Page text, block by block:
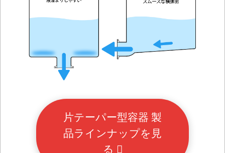
片テーパー型容器 製
品ラインナップを見
る